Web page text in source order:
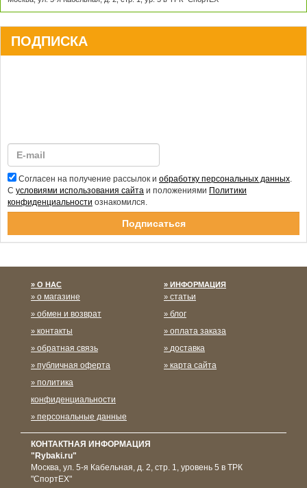
ПОДПИСКА
Согласен на получение рассылок и обработку персональных данных.
С условиями использования сайта и положениями Политики
конфиденциальности ознакомился.
О НАС
о магазине
обмен и возврат
контакты
обратная связь
публичная оферта
политика
конфиденциальности
персональные данные
ИНФОРМАЦИЯ
статьи
блог
оплата заказа
доставка
карта сайта
КОНТАКТНАЯ ИНФОРМАЦИЯ
"Rybaki.ru"
Москва, ул. 5-я Кабельная, д. 2, стр. 1, уровень 5 в ТРК
"СпортЕХ"